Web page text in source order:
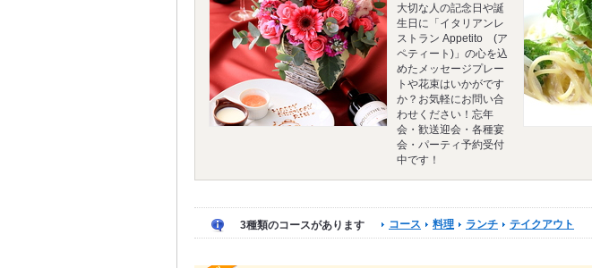
大切な人の記念日や誕
生日に「イタリアンレ
ストラン Appetito (ア
ペティート)」の心を込
めたメッセージプレー
トや花束はいかがです
か？お気軽にお問い合
わせください！忘年
会・歓送迎会・各種宴
会・パーティ予約受付
中です！
3種類のコースがあります コース 料理 ランチ テイクアウト